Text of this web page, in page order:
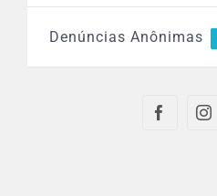
Denúncias Anônimas